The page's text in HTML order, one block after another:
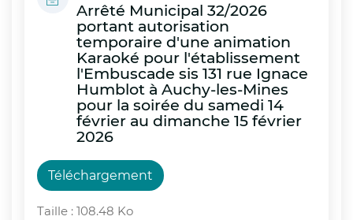
Arrêté Municipal 32/2026
portant autorisation
temporaire d'une animation
Karaoké pour l'établissement
l'Embuscade sis 131 rue Ignace
Humblot à Auchy-les-Mines
pour la soirée du samedi 14
février au dimanche 15 février
2026
Téléchargement
Taille : 108.48 Ko